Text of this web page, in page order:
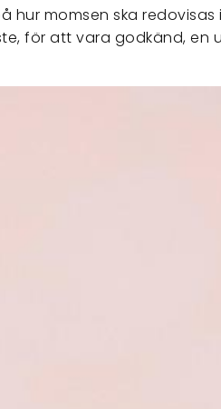
hur momsen ska
för att vara godkänd, en